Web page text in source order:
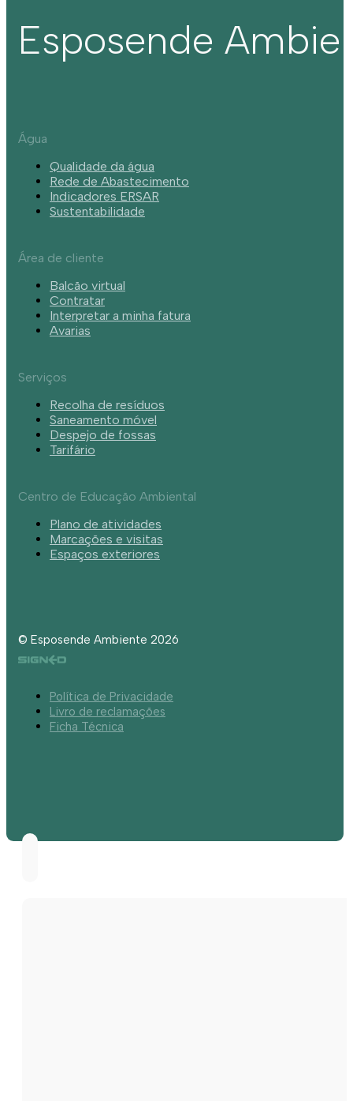
Esposende
Água
Qualidade da água
Rede de Abastecimento
Indicadores ERSAR
Sustentabilidade
Área de cliente
Balcão virtual
Contratar
Interpretar a minha fatura
Avarias
Serviços
Recolha de resíduos
Saneamento móvel
Despejo de fossas
Tarifário
Centro de Educação Ambiental
Plano de atividades
Marcações e visitas
Espaços exteriores
© Esposende Ambiente 2026
Política de Privacidade
Livro de reclamações
Ficha Técnica